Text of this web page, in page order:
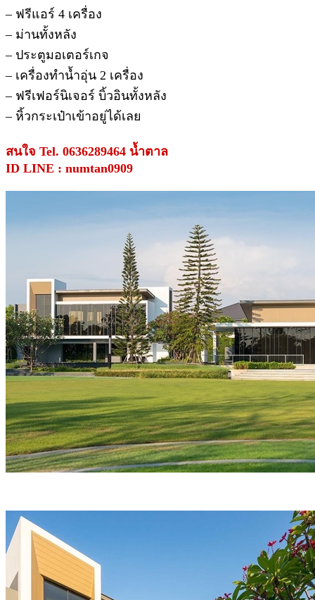
– ฟรีแอร์ 4 เครื่อง
– ม่านทั้งหลัง
– ประตูมอเตอร์เกจ
– เครื่องทำน้ำอุ่น 2 เครื่อง
– ฟรีเฟอร์นิเจอร์ บิ้วอินทั้งหลัง
– หิ้วกระเป๋าเข้าอยู่ได้เลย
สนใจ Tel. 0636289464 น้ำตาล
ID LINE : numtan0909